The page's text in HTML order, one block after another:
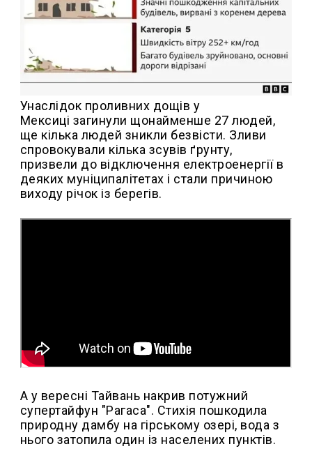
Унаслідок проливних дощів у
Мексиці загинули щонайменше 27 людей,
ще кілька людей зникли безвісти. Зливи
спровокували кілька зсувів ґрунту,
призвели до відключення електроенергії в
деяких муніципалітетах і стали причиною
виходу річок із берегів.
А у вересні Тайвань накрив потужний
супертайфун "Рагаса". Стихія пошкодила
природну дамбу на гірському озері, вода з
нього затопила один із населених пунктів.